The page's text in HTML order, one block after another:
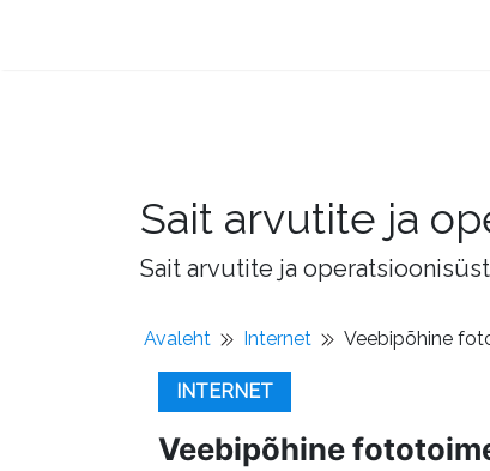
Sait arvutite ja
Sait arvutite ja
Avaleht Internet Veebipõhine
INTERNET
Veebipõhine